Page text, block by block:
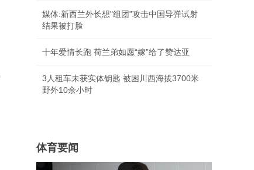
媒体:新西兰外长想"组团"攻击中国导弹试射
结果被打脸
十年爱情长跑 荷兰弟如愿“嫁”给了赞达亚
3人租车未获实体钥匙 被困川西海拔3700米
野外10余小时
体育要闻